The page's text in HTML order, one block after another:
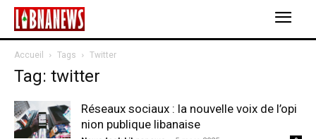
Accueil Tags Twitter
Tag: twitter
Réseaux sociaux : la nouvelle voix de l’opi
nion publique libanaise